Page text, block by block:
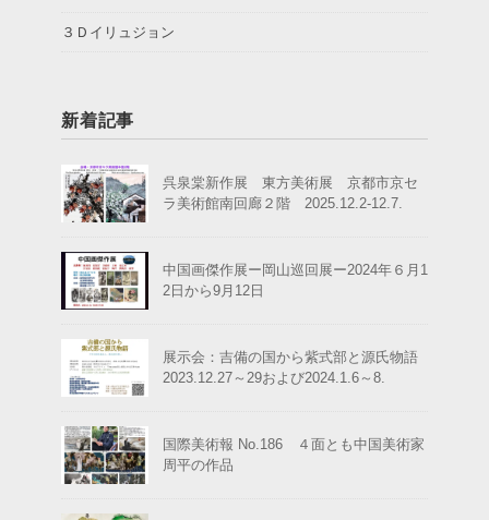
３Ｄイリュジョン
新着記事
呉泉棠新作展 東方美術展 京都市京セ
ラ美術館南回廊２階 2025.12.2-12.7.
中国画傑作展ー岡山巡回展ー2024年６月1
2日から9月12日
展示会：吉備の国から紫式部と源氏物語
2023.12.27～29および2024.1.6～8.
国際美術報 No.186 ４面とも中国美術家
周平の作品